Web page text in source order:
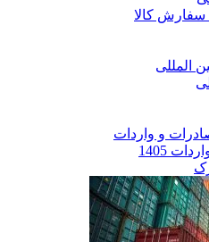
کالا
المللی
و واردات
1405